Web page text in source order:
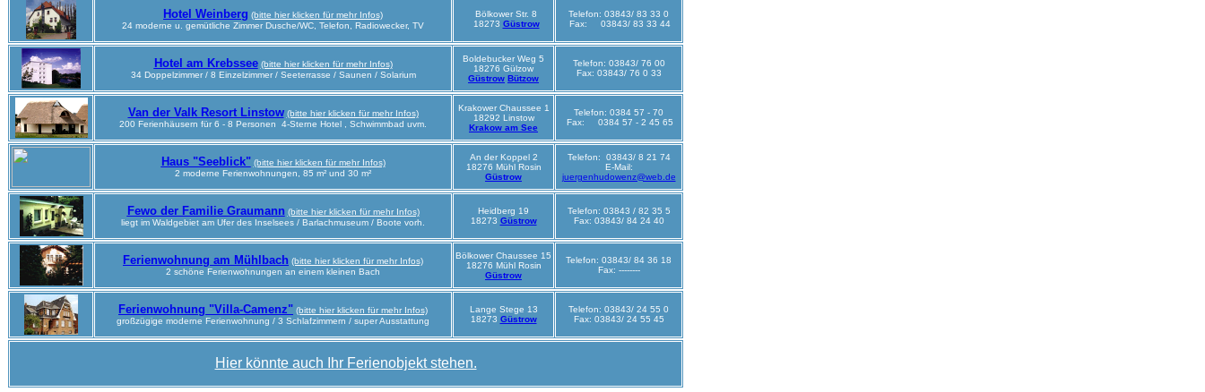
Hotel Weinberg (bitte hier klicken für mehr Infos)
24 moderne u. gemütliche Zimmer Dusche/WC, Telefon, Radiowecker, TV
Bölkower Str. 8
18273 Güstrow
Telefon: 03843/ 83 33 0
Fax: 03843/ 83 33 44
Hotel am Krebssee (bitte hier klicken für mehr Infos)
34 Doppelzimmer / 8 Einzelzimmer / Seeterrasse / Saunen / Solarium
Boldebucker Weg 5
18276 Gülzow
Güstrow Bützow
Telefon: 03843/ 76 00
Fax: 03843/ 76 0 33
Van der Valk Resort Linstow (bitte hier klicken für mehr Infos)
200 Ferienhäusern für 6 - 8 Personen 4-Sterne Hotel , Schwimmbad uvm.
Krakower Chaussee 1
18292 Linstow
Krakow am See
Telefon: 0384 57 - 70
Fax: 0384 57 - 2 45 65
Haus "Seeblick" (bitte hier klicken für mehr Infos)
2 moderne Ferienwohnungen, 85 m² und 30 m²
An der Koppel 2
18276 Mühl Rosin
Güstrow
Telefon: 03843/ 8 21 74
E-Mail:
juergenhudowenz@web.de
Fewo der Familie Graumann (bitte hier klicken für mehr Infos)
liegt im Waldgebiet am Ufer des Inselsees / Barlachmuseum / Boote vorh.
Heidberg 19
18273 Güstrow
Telefon: 03843 / 82 35 5
Fax: 03843/ 84 24 40
Ferienwohnung am Mühlbach (bitte hier klicken für mehr Infos)
2 schöne Ferienwohnungen an einem kleinen Bach
Bölkower Chaussee 15
18276 Mühl Rosin
Güstrow
Telefon: 03843/ 84 36 18
Fax: --------
Ferienwohnung "Villa-Camenz" (bitte hier klicken für mehr Infos)
großzügige moderne Ferienwohnung / 3 Schlafzimmern / super Ausstattung
Lange Stege 13
18273 Güstrow
Telefon: 03843/ 24 55 0
Fax: 03843/ 24 55 45
Hier könnte auch Ihr Ferienobjekt stehen.